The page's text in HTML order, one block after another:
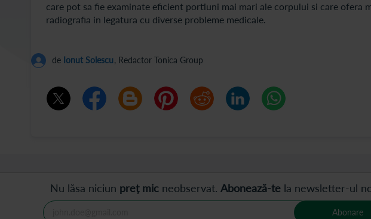
care pot sa fie examinate eficient portiuni mai mari ale corpului si care ofera
radiografia in legatura cu diverse probleme medicale.
de Ionut Solescu, Redactor Tonica Group
Nu lăsa niciun preț mic neobservat. Abonează-te la newsletter-ul
Abonare